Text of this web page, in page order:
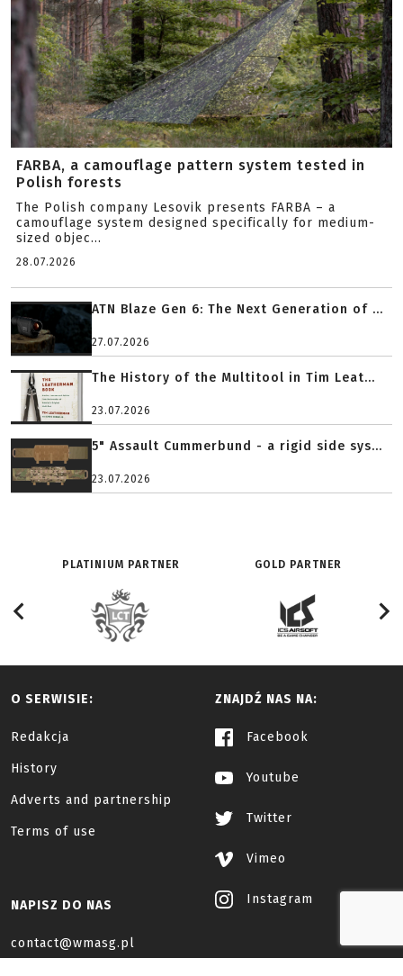
FARBA, a camouflage pattern system tested in
Polish forests
The Polish company Lesovik presents FARBA – a
camouflage system designed specifically for medium-
sized objec...
28.07.2026
ATN Blaze Gen 6: The Next Generation of ...
27.07.2026
The History of the Multitool in Tim Leat...
23.07.2026
5" Assault Cummerbund - a rigid side sys...
23.07.2026
PLATINIUM PARTNER GOLD PARTNER
O SERWISIE:
Redakcja
History
Adverts and partnership
Terms of use
ZNAJDŹ NAS NA:
Facebook
Youtube
Twitter
Vimeo
Instagram
NAPISZ DO NAS
contact@wmasg.pl